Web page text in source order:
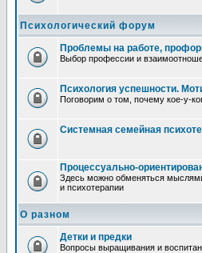
Психологический форум
Проблемы на работе,
Выбор профессии и
Психология успешности.
Поговорим о том, почему кое-у-
Системная семейная
Процессуально-
Здесь можно обменяться
и психотерапии
О разном
Детки и предки
Вопросы выращивания и